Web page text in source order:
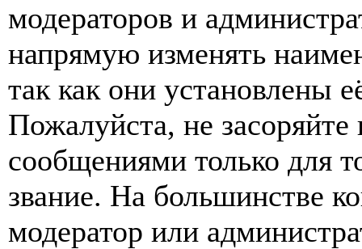
модераторов и
напрямую изменять
так как они установлены
Пожалуйста, не
сообщениями только для
звание. На большинстве
модератор или